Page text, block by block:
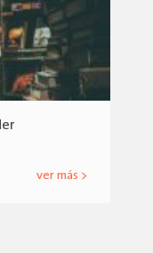
ver más >